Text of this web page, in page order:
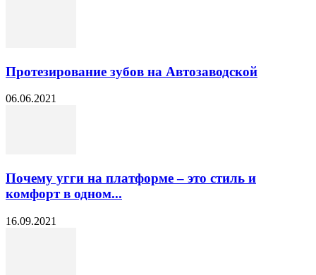
Протезирование зубов на Автозаводской
06.06.2021
Почему угги на платформе – это стиль и
комфорт в одном...
16.09.2021